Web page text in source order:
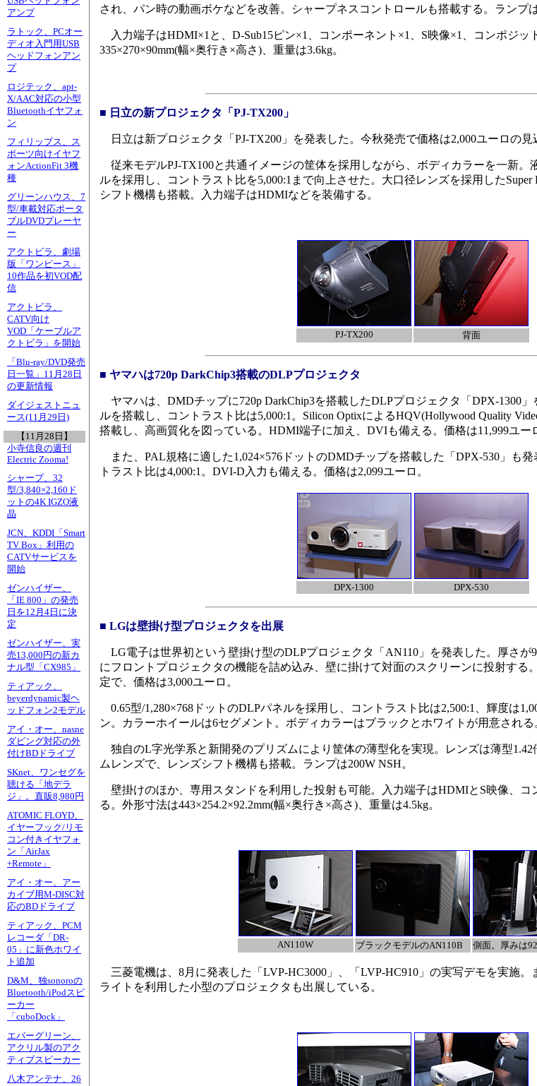
アンプ
ラトック、PCオー
ディオ入門用USB
ヘッドフォンアン
プ
ロジテック、apt-
X/AAC対応の小型
Bluetoothイヤフォ
ン
フィリップス、ス
ポーツ向けイヤフ
ォンActionFit 3機
種
グリーンハウス、7
型/車載対応ポータ
ブルDVDプレーヤ
ー
アクトビラ、劇場
版「ワンピース」
10作品を初VOD配
信
アクトビラ、
CATV向け
VOD「ケーブルア
クトビラ」を開始
「Blu-ray/DVD発売
日一覧」11月28日
の更新情報
ダイジェストニュ
ース(11月29日)
【11月28日】
小寺信良の週刊
Electric Zooma!
シャープ、32
型/3,840×2,160ド
ットの4K IGZO液
晶
JCN、KDDI「Smart
TV Box」利用の
CATVサービスを
開始
ゼンハイザー、
「IE 800」の発売
日を12月4日に決
定
ゼンハイザー、実
売13,000円の新カ
ナル型「CX985」
ティアック、
beyerdynamic製ヘ
ッドフォン2モデル
アイ・オー、nasne
ダビング対応の外
付けBDドライブ
SKnet、ワンセグを
聴ける「地デラ
ジ」。直販8,980円
ATOMIC FLOYD、
イヤーフック/リモ
コン付きイヤフォ
ン「AirJax
+Remote」
アイ・オー、アー
カイブ用M-DISC対
応のBDドライブ
ティアック、PCM
レコーダ「DR-
05」に新色ホワイ
ト追加
D&M、独sonoroの
Bluetooth/iPodスピ
ーカー
「cuboDock」
エバーグリーン、
アクリル製のアク
ティブスピーカー
八木アンテナ、26
され、パン時の動画ボケなどを改善。シャープネスコントロールも搭載する。ランプは
入力端子はHDMI×1と、D-Sub15ピン×1、コンポーネント×1、S映像×1、コンポジッ
335×270×90mm(幅×奥行き×高さ)、重量は3.6kg。
■ 日立の新プロジェクタ「PJ-TX200」
日立は新プロジェクタ「PJ-TX200」を発表した。今秋発売で価格は2,000ユーロの見
従来モデルPJ-TX100と共通イメージの筐体を採用しながら、ボディカラーを一新。
ルを採用し、コントラスト比を5,000:1まで向上させた。大口径レンズを採用した
シフト機構も搭載。入力端子はHDMIなどを装備する。
PJ-TX200 背面
■ ヤマハは720p DarkChip3搭載のDLPプロジェクタ
ヤマハは、DMDチップに720p DarkChip3を搭載したDLPプロジェクタ「DPX-1300
ルを搭載し、コントラスト比は5,000:1。Silicon OptixによるHQV(Hollywood Quality
搭載し、高画質化を図っている。HDMI端子に加え、DVIも備える。価格は11,999ユー
また、PAL規格に適した1,024×576ドットのDMDチップを搭載した「DPX-530」も
トラスト比は4,000:1。DVI-D入力も備える。価格は2,099ユーロ。
DPX-1300 DPX-530
■ LGは壁掛け型プロジェクタを出展
LG電子は世界初という壁掛け型のDLPプロジェクタ「AN110」を発表した。厚さが
にフロントプロジェクタの機能を詰め込み、壁に掛けて対面のスクリーンに投射する
定で、価格は3,000ユーロ。
0.65型/1,280×768ドットのDLPパネルを採用し、コントラスト比は2,500:1、輝度は
ン。カラーホイールは6セグメント。ボディカラーはブラックとホワイトが用意される
独自のL字光学系と新開発のプリズムにより筐体の薄型化を実現。レンズは薄型1.42
ムレンズで、レンズシフト機構も搭載。ランプは200W NSH。
壁掛けのほか、専用スタンドを利用した投射も可能。入力端子はHDMIとS映像、コ
る。外形寸法は443×254.2×92.2mm(幅×奥行き×高さ)、重量は4.5kg。
AN110W ブラックモデルのAN110B 側面。厚みは
三菱電機は、8月に発表した「LVP-HC3000」、「LVP-HC910」の実写デモを実施
ライトを利用した小型のプロジェクタも出展している。